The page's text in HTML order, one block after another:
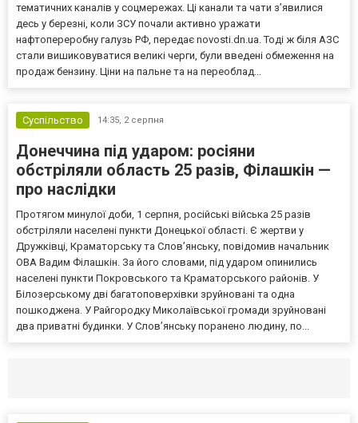
тематичних каналів у соцмережах. Ці канали та чати з’явилися
десь у березні, коли ЗСУ почали активно уражати
нафтопереробну галузь РФ, передає novosti.dn.ua. Тоді ж біля АЗС
стали вишиковуватися великі черги, були введені обмеження на
продаж бензину. Ціни на пальне та на переоблад...
Суспільство 14:35, 2 серпня
Донеччина під ударом: росіяни
обстріляли область 25 разів, Філашкін —
про наслідки
Протягом минулої доби, 1 серпня, російські війська 25 разів
обстріляли населені пункти Донецької області. Є жертви у
Дружківці, Краматорську та Слов’янську, повідомив начальник
ОВА Вадим Філашкін. За його словами, під ударом опинились
населені пункти Покровського та Краматорського районів. У
Білозерському дві багатоповерхівки зруйновані та одна
пошкоджена. У Райгородку Миколаївської громади зруйновані
два приватні будинки. У Слов’янську поранено людину, по...